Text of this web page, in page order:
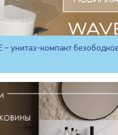
унитаз-компакт